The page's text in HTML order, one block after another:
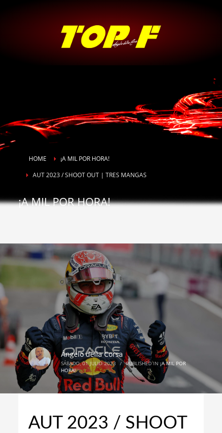
HOME
¡A MIL POR HORA!
AUT 2023 / SHOOT OUT | TRES MANGAS
¡A MIL POR HORA!
Ángelo della Corsa
SÁBADO, 01 JULIO 2023 / PUBLISHED IN¡A MIL POR
HORA!
AUT 2023 / SHOOT